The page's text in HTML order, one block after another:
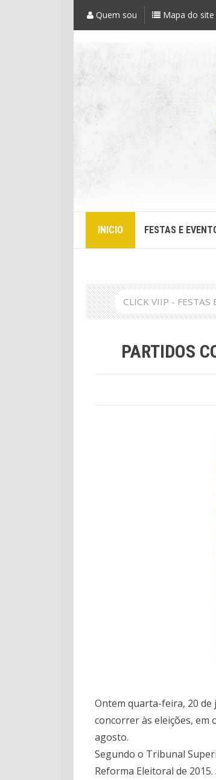
Quem sou Mapa do site
INICIO FESTAS E
CLICK VIIP - FESTAS
PARTIDOS
Ontem quarta-feira, 20
concorrer às eleições, em
agosto.
Segundo o Tribunal
Reforma Eleitoral de